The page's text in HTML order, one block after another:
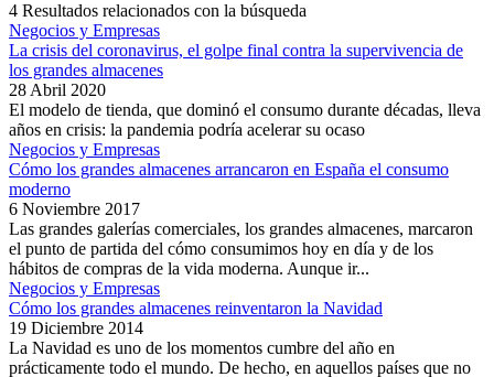
4 Resultados relacionados con la búsqueda
Negocios y Empresas
La crisis del coronavirus, el golpe final contra la supervivencia de
los grandes almacenes
28 Abril 2020
El modelo de tienda, que dominó el consumo durante décadas, lleva
años en crisis: la pandemia podría acelerar su ocaso
Negocios y Empresas
Cómo los grandes almacenes arrancaron en España el consumo
moderno
6 Noviembre 2017
Las grandes galerías comerciales, los grandes almacenes, marcaron
el punto de partida del cómo consumimos hoy en día y de los
hábitos de compras de la vida moderna. Aunque ir...
Negocios y Empresas
Cómo los grandes almacenes reinventaron la Navidad
19 Diciembre 2014
La Navidad es uno de los momentos cumbre del año en
prácticamente todo el mundo. De hecho, en aquellos países que no